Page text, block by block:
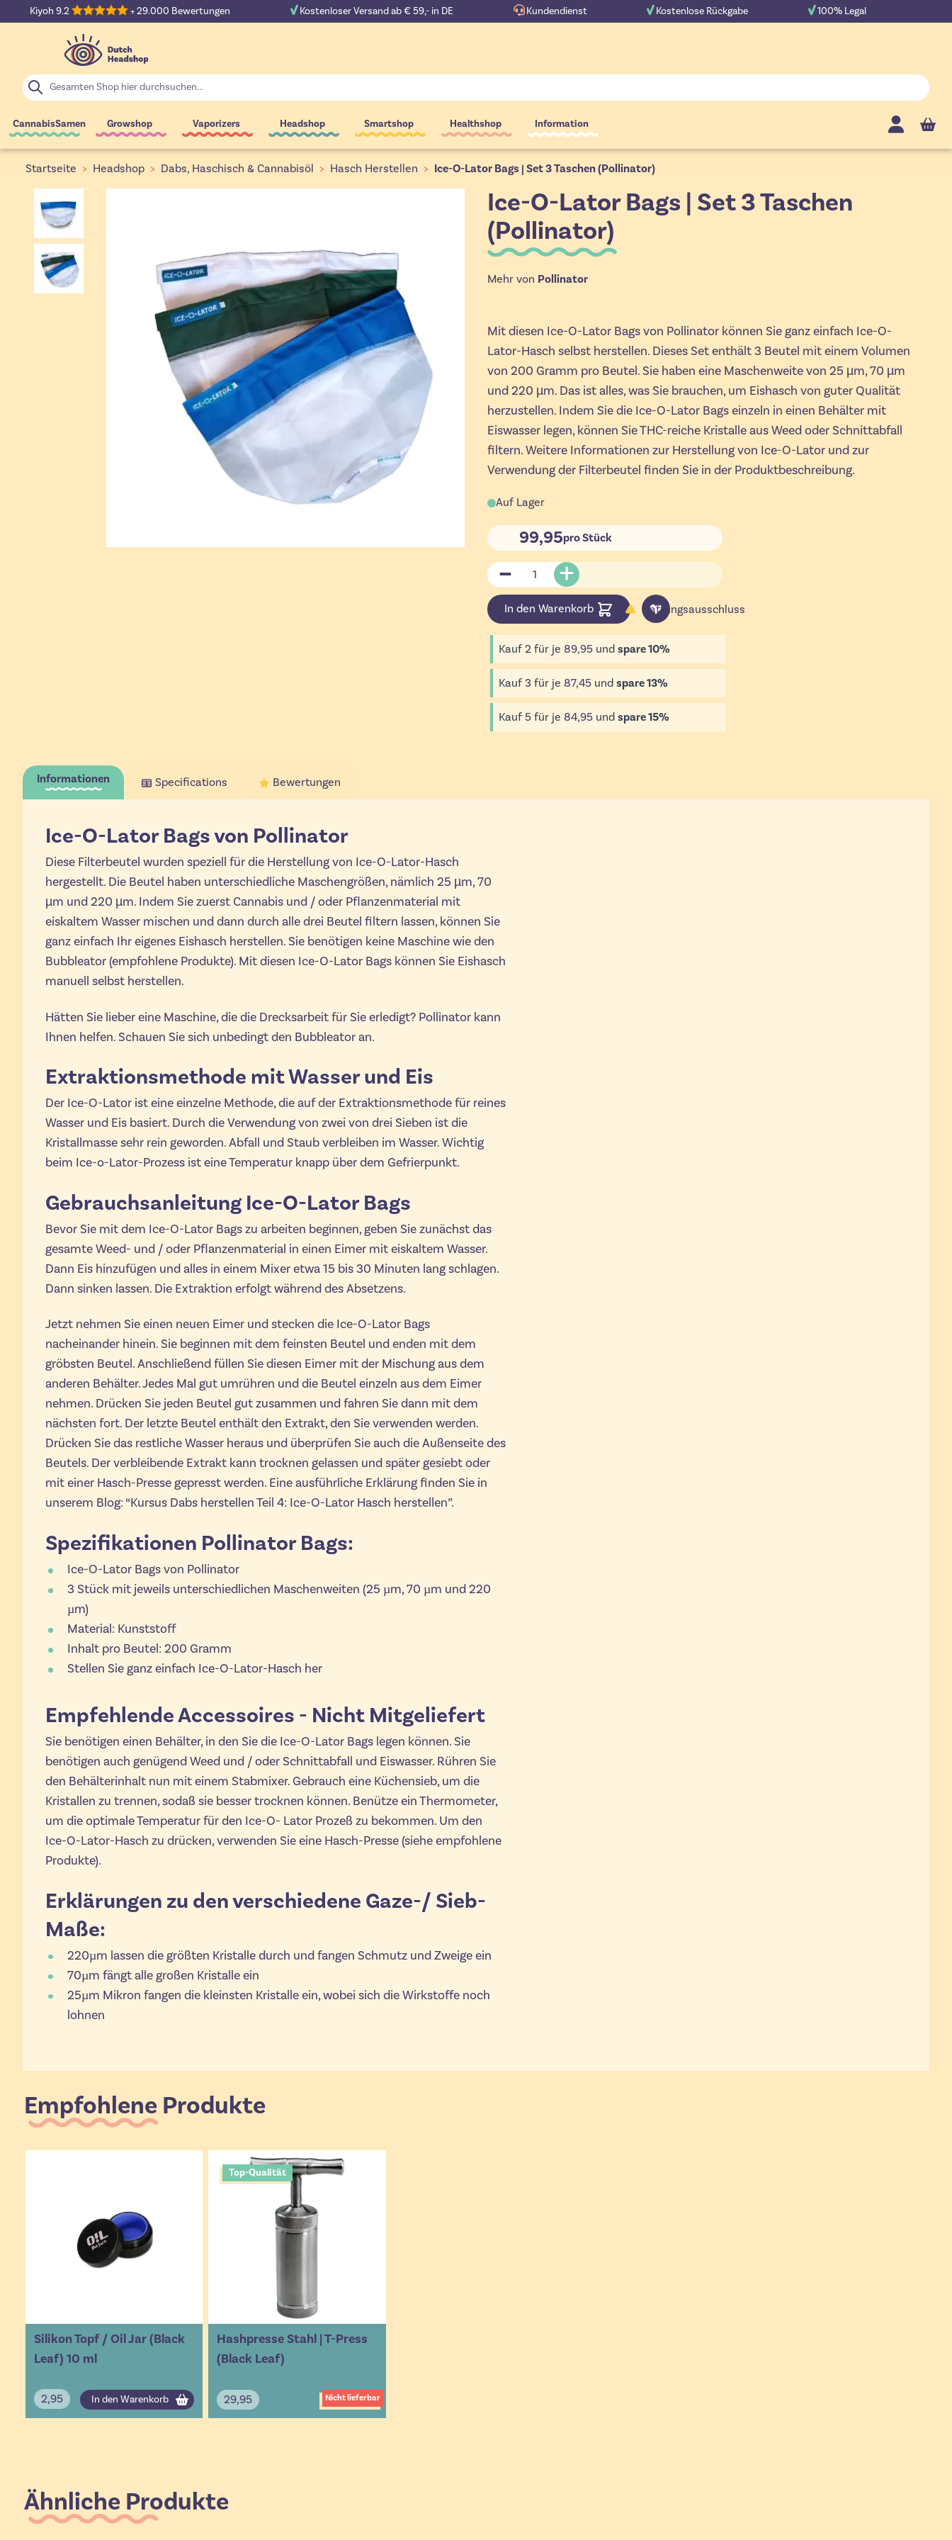
Zum Inhalt springen
CannabisSamen Growshop Vaporizers Headshop Smartshop Healthshop Information
Suche
Cart
Kiyoh 9.2 + 29.000 Bewertungen Kostenloser Versand ab € 59,- in DE Kundendienst Kostenlose Rückgabe 100% Legal
Startseite > Headshop > Dabs, Haschisch & Cannabisöl > Hasch Herstellen > Ice-O-Lator Bags | Set 3 Taschen (Pollinator)
Ice-O-Lator Bags | Set 3 Taschen
(Pollinator)
Mehr von Pollinator
Mit diesen Ice-O-Lator Bags von Pollinator können Sie ganz einfach Ice-O-
Lator-Hasch selbst herstellen. Dieses Set enthält 3 Beutel mit einem Volumen
von 200 Gramm pro Beutel. Sie haben eine Maschenweite von 25 µm, 70 µm
und 220 µm. Das ist alles, was Sie brauchen, um Eishasch von guter Qualität
herzustellen. Indem Sie die Ice-O-Lator Bags einzeln in einen Behälter mit
Eiswasser legen, können Sie THC-reiche Kristalle aus Weed oder Schnittabfall
filtern. Weitere Informationen zur Herstellung von Ice-O-Lator und zur
Verwendung der Filterbeutel finden Sie in der Produktbeschreibung.
Auf Lager
99,95pro Stück
Menge
In den Warenkorb Haftungsausschluss
Kauf 2 für je 89,95 und spare10%
Kauf 3 für je 87,45 und spare13%
Kauf 5 für je 84,95 und spare15%
Informationen Specifications Bewertungen
Ice-O-Lator Bags von Pollinator
Diese Filterbeutel wurden speziell für die Herstellung von Ice-O-Lator-Hasch
hergestellt. Die Beutel haben unterschiedliche Maschengrößen, nämlich 25 µm, 70
µm und 220 µm. Indem Sie zuerst Cannabis und / oder Pflanzenmaterial mit
eiskaltem Wasser mischen und dann durch alle drei Beutel filtern lassen, können Sie
ganz einfach Ihr eigenes Eishasch herstellen. Sie benötigen keine Maschine wie den
Bubbleator (empfohlene Produkte). Mit diesen Ice-O-Lator Bags können Sie Eishasch
manuell selbst herstellen.
Hätten Sie lieber eine Maschine, die die Drecksarbeit für Sie erledigt? Pollinator kann
Ihnen helfen. Schauen Sie sich unbedingt den Bubbleator an.
Extraktionsmethode mit Wasser und Eis
Der Ice-O-Lator ist eine einzelne Methode, die auf der Extraktionsmethode für reines
Wasser und Eis basiert. Durch die Verwendung von zwei von drei Sieben ist die
Kristallmasse sehr rein geworden. Abfall und Staub verbleiben im Wasser. Wichtig
beim Ice-o-Lator-Prozess ist eine Temperatur knapp über dem Gefrierpunkt.
Gebrauchsanleitung Ice-O-Lator Bags
Bevor Sie mit dem Ice-O-Lator Bags zu arbeiten beginnen, geben Sie zunächst das
gesamte Weed- und / oder Pflanzenmaterial in einen Eimer mit eiskaltem Wasser.
Dann Eis hinzufügen und alles in einem Mixer etwa 15 bis 30 Minuten lang schlagen.
Dann sinken lassen. Die Extraktion erfolgt während des Absetzens.
Jetzt nehmen Sie einen neuen Eimer und stecken die Ice-O-Lator Bags
nacheinander hinein. Sie beginnen mit dem feinsten Beutel und enden mit dem
gröbsten Beutel. Anschließend füllen Sie diesen Eimer mit der Mischung aus dem
anderen Behälter. Jedes Mal gut umrühren und die Beutel einzeln aus dem Eimer
nehmen. Drücken Sie jeden Beutel gut zusammen und fahren Sie dann mit dem
nächsten fort. Der letzte Beutel enthält den Extrakt, den Sie verwenden werden.
Drücken Sie das restliche Wasser heraus und überprüfen Sie auch die Außenseite des
Beutels. Der verbleibende Extrakt kann trocknen gelassen und später gesiebt oder
mit einer Hasch-Presse gepresst werden. Eine ausführliche Erklärung finden Sie in
unserem Blog: “Kursus Dabs herstellen Teil 4: Ice-O-Lator Hasch herstellen”.
Spezifikationen Pollinator Bags:
Ice-O-Lator Bags von Pollinator
3 Stück mit jeweils unterschiedlichen Maschenweiten (25 µm, 70 µm und 220
µm)
Material: Kunststoff
Inhalt pro Beutel: 200 Gramm
Stellen Sie ganz einfach Ice-O-Lator-Hasch her
Empfehlende Accessoires - Nicht Mitgeliefert
Sie benötigen einen Behälter, in den Sie die Ice-O-Lator Bags legen können. Sie
benötigen auch genügend Weed und / oder Schnittabfall und Eiswasser. Rühren Sie
den Behälterinhalt nun mit einem Stabmixer. Gebrauch eine Küchensieb, um die
Kristallen zu trennen, sodaß sie besser trocknen können. Benütze ein Thermometer,
um die optimale Temperatur für den Ice-O- Lator Prozeß zu bekommen. Um den
Ice-O-Lator-Hasch zu drücken, verwenden Sie eine Hasch-Presse (siehe empfohlene
Produkte).
Erklärungen zu den verschiedene Gaze-/ Sieb-
Maße:
220µm lassen die größten Kristalle durch und fangen Schmutz und Zweige ein
70µm fängt alle großen Kristalle ein
25µm Mikron fangen die kleinsten Kristalle ein, wobei sich die Wirkstoffe noch
lohnen
Empfohlene Produkte
Silikon Topf / Oil Jar (Black
Leaf) 10 ml
2,95 In den Warenkorb
Top-Qualität
Nicht lieferbar
Hashpresse Stahl | T-Press
(Black Leaf)
29,95
Ähnliche Produkte